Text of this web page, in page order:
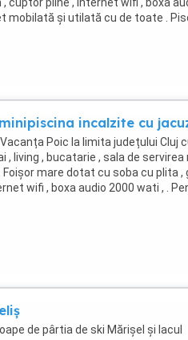
mobilată și utilată cu de toate .
incalzite cu
Poic la limita județului Cluj
, living , bucatarie , sala de servirea
mare dotat cu soba cu plita ,
wifi , boxa audio 2000 wati , .
de pârtia de ski Mărișel și lacul